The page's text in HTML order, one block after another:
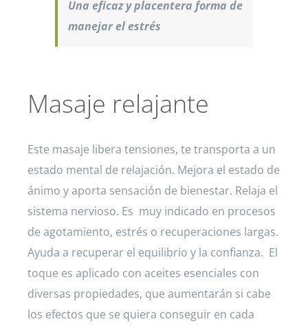
Una eficaz y placentera forma de
manejar el estrés
Masaje relajante
Este masaje libera tensiones, te transporta a un
estado mental de relajación. Mejora el estado de
ánimo y aporta sensación de bienestar. Relaja el
sistema nervioso. Es muy indicado en procesos
de agotamiento, estrés o recuperaciones largas.
Ayuda a recuperar el equilibrio y la confianza. El
toque es aplicado con aceites esenciales con
diversas propiedades, que aumentarán si cabe
los efectos que se quiera conseguir en cada